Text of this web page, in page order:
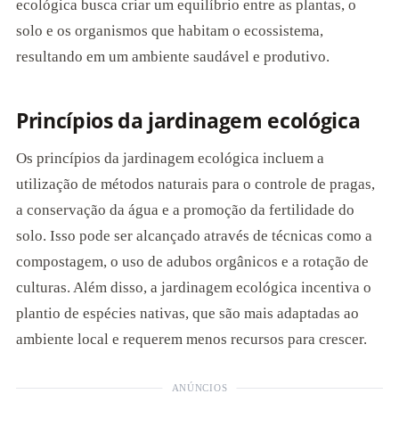
ecológica busca criar um equilíbrio entre as plantas, o
solo e os organismos que habitam o ecossistema,
resultando em um ambiente saudável e produtivo.
Princípios da jardinagem ecológica
Os princípios da jardinagem ecológica incluem a
utilização de métodos naturais para o controle de pragas,
a conservação da água e a promoção da fertilidade do
solo. Isso pode ser alcançado através de técnicas como a
compostagem, o uso de adubos orgânicos e a rotação de
culturas. Além disso, a jardinagem ecológica incentiva o
plantio de espécies nativas, que são mais adaptadas ao
ambiente local e requerem menos recursos para crescer.
ANÚNCIOS